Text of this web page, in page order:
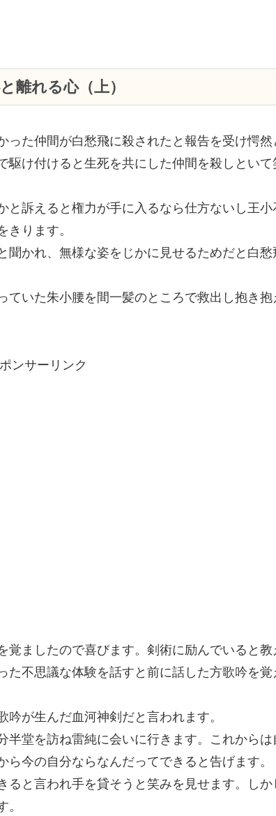
離れる心（上）
た仲間が白愁飛に殺されたと報告を受け愕然
駆け付けると生死を共にした仲間を殺しといて
と訴えると権力が手に入るなら仕方ないし王小
きります。
聞かれ、無様な姿をじかに見せるためだと白愁
ていた朱小腰を間一髪のところで救出し抱き抱
ンサーリンク
覚ましたので喜びます。剣術に励んでいると教
た不思議な体験を話すと前に話した方歌吟を覚
が生んだ血河神剣だと言われます。
半堂を訪ね雷純に会いに行きます。これからは
今の自分ならなんだってできると告げます。
ると言われ手を貸そうと笑みを見せます。しか
。